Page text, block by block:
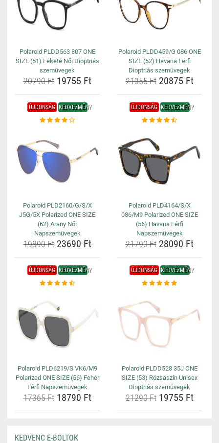
Polaroid PLDD563 807 ONE
SIZE (51) Fekete Női Dioptriás
szemüvegek
20790 Ft19755 Ft
Polaroid PLDD459/G 086 ONE
SIZE (52) Havana Férfi
Dioptriás szemüvegek
21355 Ft20875 Ft
ÚJDONSÁG KEDVEZMÉNY
Polaroid PLD2160/G/S/X
J5G/5X Polarized ONE SIZE
(62) Arany Női
Napszemüvegek
19890 Ft23690 Ft
ÚJDONSÁG KEDVEZMÉNY
Polaroid PLD4164/S/X
086/M9 Polarized ONE SIZE
(56) Havana Férfi
Napszemüvegek
21790 Ft28090 Ft
ÚJDONSÁG KEDVEZMÉNY
Polaroid PLD6219/S VK6/M9
Polarized ONE SIZE (56) Fehér
Férfi Napszemüvegek
17365 Ft18790 Ft
ÚJDONSÁG KEDVEZMÉNY
Polaroid PLDD528 35J ONE
SIZE (53) Rózsaszín Unisex
Dioptriás szemüvegek
21290 Ft19755 Ft
KEDVENC E-BOLTOK